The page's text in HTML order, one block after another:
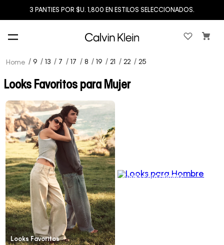
3 PANTIES POR $U. 1,800 EN ESTILOS SELECCIONADOS.
9 13 7 17 8 19 21 22 25
Looks Favoritos para Mujer
Looks Favoritos
Looks Para Hombre